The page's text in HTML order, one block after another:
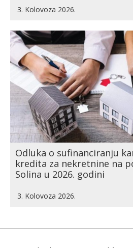
3. Kolovoza 2026.
Odluka o sufinanciranju
kredita za nekretnine na
Solina u 2026. godini
3. Kolovoza 2026.